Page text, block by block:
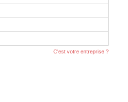
C'est votre entreprise ?